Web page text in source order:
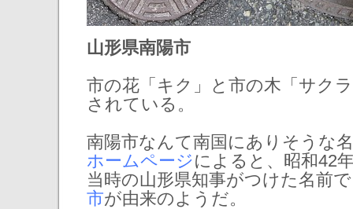
山形県南陽市
市の花「キク」と市の木「サク
されている。
南陽市なんて南国にありそうな
ホームページによると、昭和42
当時の山形県知事がつけた名前
市が由来のようだ。